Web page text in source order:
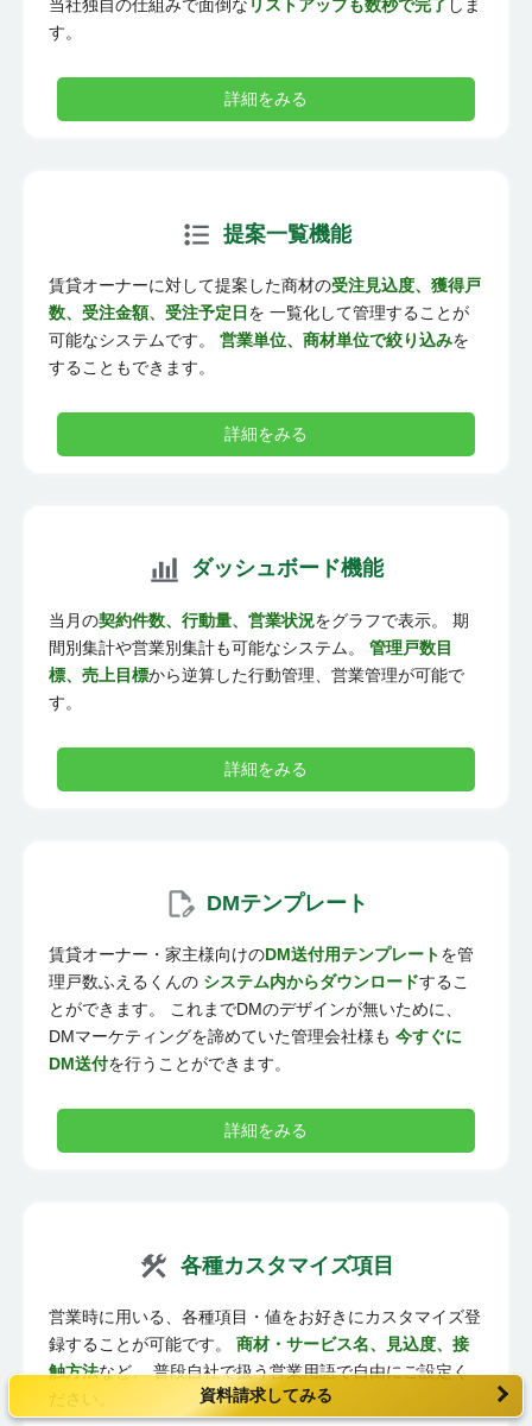
当社独自の仕組みで面倒な リストアップも数秒で完了 しま
す。
詳細をみる
提案一覧機能
賃貸オーナーに対して提案した商材の受注見込度、獲得戸
数、受注金額、受注予定日 を 一覧化して管理することが
可能なシステムです。 営業単位、商材単位で絞り込みを
することもできます。
詳細をみる
ダッシュボード機能
当月の契約件数、行動量、営業状況をグラフで表示。 期
間別集計や営業別集計も可能なシステム。 管理戸数目
標、売上目標から逆算した行動管理、営業管理が可能で
す。
詳細をみる
DMテンプレート
賃貸オーナー・家主様向けのDM送付用テンプレートを管
理戸数ふえるくんの システム内からダウンロードするこ
とができます。 これまでDMのデザインが無いために、
DMマーケティングを諦めていた管理会社様も 今すぐに
DM送付を行うことができます。
詳細をみる
各種カスタマイズ項目
営業時に用いる、各種項目・値をお好きにカスタマイズ登
録することが可能です。 商材・サービス名、見込度、接
触方法など、 普段自社で扱う営業用語で自由にご設定く
ださい。
資料請求してみる